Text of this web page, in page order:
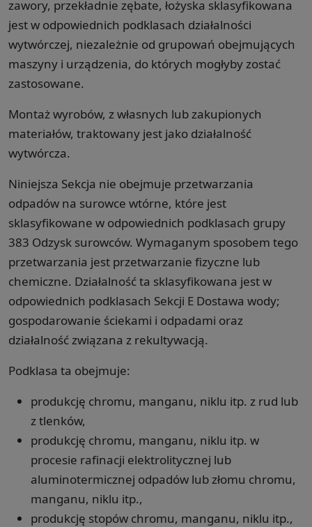
zawory, przekładnie zębate, łożyska sklasyfikowana
jest w odpowiednich podklasach działalności
wytwórczej, niezależnie od grupowań obejmujących
maszyny i urządzenia, do których mogłyby zostać
zastosowane.
Montaż wyrobów, z własnych lub zakupionych
materiałów, traktowany jest jako działalność
wytwórcza.
Niniejsza Sekcja nie obejmuje przetwarzania
odpadów na surowce wtórne, które jest
sklasyfikowane w odpowiednich podklasach grupy
383 Odzysk surowców. Wymaganym sposobem tego
przetwarzania jest przetwarzanie fizyczne lub
chemiczne. Działalność ta sklasyfikowana jest w
odpowiednich podklasach Sekcji E Dostawa wody;
gospodarowanie ściekami i odpadami oraz
działalność związana z rekultywacją.
Podklasa ta obejmuje:
produkcję chromu, manganu, niklu itp. z rud lub
z tlenków,
produkcję chromu, manganu, niklu itp. w
procesie rafinacji elektrolitycznej lub
aluminotermicznej odpadów lub złomu chromu,
manganu, niklu itp.,
produkcję stopów chromu, manganu, niklu itp.,